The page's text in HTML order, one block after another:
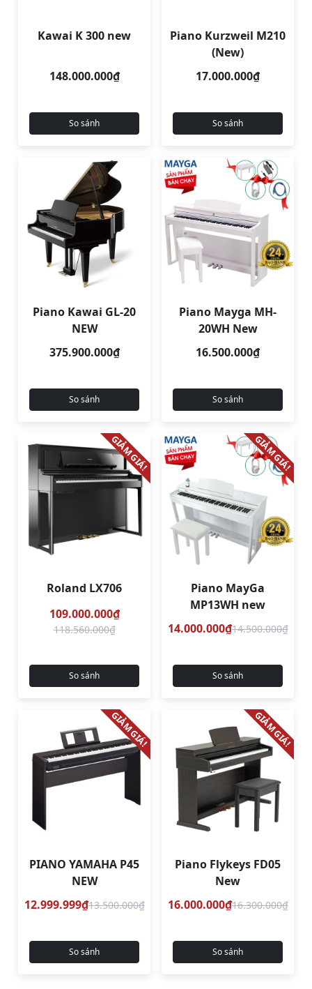
Kawai K 300 new
148.000.000₫
So sánh
Piano Kurzweil M210
(New)
17.000.000₫
So sánh
Piano Kawai GL-20
NEW
375.900.000₫
So sánh
Piano Mayga MH-
20WH New
16.500.000₫
So sánh
GIẢM GIÁ!
Roland LX706
109.000.000₫
118.560.000₫
So sánh
GIẢM GIÁ!
Piano MayGa
MP13WH new
14.000.000₫14.500.000₫
So sánh
GIẢM GIÁ!
PIANO YAMAHA P45
NEW
12.999.999₫13.500.000₫
So sánh
GIẢM GIÁ!
Piano Flykeys FD05
New
16.000.000₫16.300.000₫
So sánh